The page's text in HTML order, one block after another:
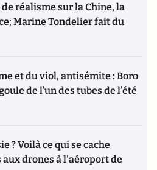
réalisme sur la Chine, la
Marine Tondelier fait du
et du viol, antisémite : Boro
de l’un des tubes de l’été
? Voilà ce qui se cache
drones à l'aéroport de